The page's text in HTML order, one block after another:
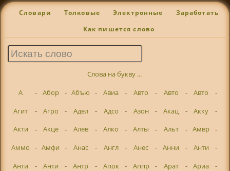
Словари Толковые Электронные Заработать
Как пишется слово
Слова на букву ...
А
- Абор - Абъю - Авиа - Авто - Авто - Авто
-
Агит
- Агро - Адел - Адсо - Азон - Акац - Акку
-
Акти
- Акце - Алев - Алко - Алты - Альт - Амвр
-
Аммо
- Амфи - Анас - Англ - Анес - Анни - Анти
-
Анти
- Анти - Антр - Апок - Аппр - Арат - Ариа
-